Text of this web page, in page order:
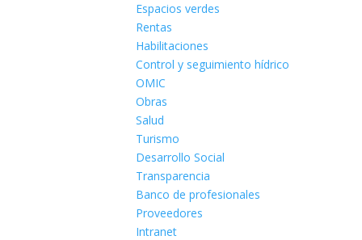
Espacios verdes
Rentas
Habilitaciones
Control y seguimiento hídrico
OMIC
Obras
Salud
Turismo
Desarrollo Social
Transparencia
Banco de profesionales
Proveedores
Intranet